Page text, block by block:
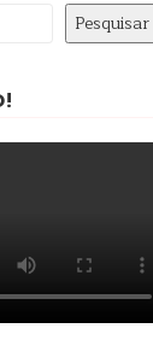
Pesquisar